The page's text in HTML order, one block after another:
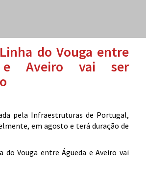
do Vouga entre
e Aveiro vai ser
pela Infraestruturas de Portugal,
em agosto e terá duração de